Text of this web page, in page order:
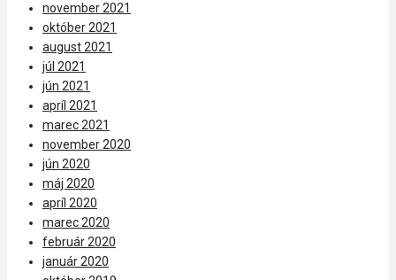
november 2021
október 2021
august 2021
júl 2021
jún 2021
apríl 2021
marec 2021
november 2020
jún 2020
máj 2020
apríl 2020
marec 2020
február 2020
január 2020